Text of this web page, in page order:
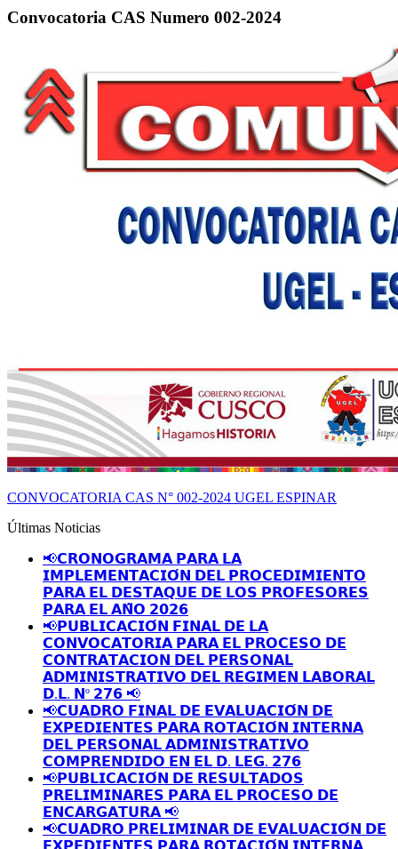
Convocatoria CAS Numero 002-2024
CONVOCATORIA CAS N° 002-2024 UGEL ESPINAR
Últimas Noticias
📢𝗖𝗥𝗢𝗡𝗢𝗚𝗥𝗔𝗠𝗔 𝗣𝗔𝗥𝗔 𝗟𝗔
𝗜𝗠𝗣𝗟𝗘𝗠𝗘𝗡𝗧𝗔𝗖𝗜𝗢́𝗡 𝗗𝗘𝗟 𝗣𝗥𝗢𝗖𝗘𝗗𝗜𝗠𝗜𝗘𝗡𝗧𝗢
𝗣𝗔𝗥𝗔 𝗘𝗟 𝗗𝗘𝗦𝗧𝗔𝗤𝗨𝗘 𝗗𝗘 𝗟𝗢𝗦 𝗣𝗥𝗢𝗙𝗘𝗦𝗢𝗥𝗘𝗦
𝗣𝗔𝗥𝗔 𝗘𝗟 𝗔𝗡̃𝗢 𝟮𝟬𝟮𝟲
📢𝗣𝗨𝗕𝗟𝗜𝗖𝗔𝗖𝗜𝗢́𝗡 𝗙𝗜𝗡𝗔𝗟 𝗗𝗘 𝗟𝗔
𝗖𝗢𝗡𝗩𝗢𝗖𝗔𝗧𝗢𝗥𝗜𝗔 𝗣𝗔𝗥𝗔 𝗘𝗟 𝗣𝗥𝗢𝗖𝗘𝗦𝗢 𝗗𝗘
𝗖𝗢𝗡𝗧𝗥𝗔𝗧𝗔𝗖𝗜𝗢𝗡 𝗗𝗘𝗟 𝗣𝗘𝗥𝗦𝗢𝗡𝗔𝗟
𝗔𝗗𝗠𝗜𝗡𝗜𝗦𝗧𝗥𝗔𝗧𝗜𝗩𝗢 𝗗𝗘𝗟 𝗥𝗘𝗚𝗜𝗠𝗘𝗡 𝗟𝗔𝗕𝗢𝗥𝗔𝗟
𝗗.𝗟. 𝗡º 𝟮𝟳𝟲 📢
📢𝗖𝗨𝗔𝗗𝗥𝗢 𝗙𝗜𝗡𝗔𝗟 𝗗𝗘 𝗘𝗩𝗔𝗟𝗨𝗔𝗖𝗜𝗢́𝗡 𝗗𝗘
𝗘𝗫𝗣𝗘𝗗𝗜𝗘𝗡𝗧𝗘𝗦 𝗣𝗔𝗥𝗔 𝗥𝗢𝗧𝗔𝗖𝗜𝗢́𝗡 𝗜𝗡𝗧𝗘𝗥𝗡𝗔
𝗗𝗘𝗟 𝗣𝗘𝗥𝗦𝗢𝗡𝗔𝗟 𝗔𝗗𝗠𝗜𝗡𝗜𝗦𝗧𝗥𝗔𝗧𝗜𝗩𝗢
𝗖𝗢𝗠𝗣𝗥𝗘𝗡𝗗𝗜𝗗𝗢 𝗘𝗡 𝗘𝗟 𝗗. 𝗟𝗘𝗚. 𝟮𝟳𝟲
📢𝗣𝗨𝗕𝗟𝗜𝗖𝗔𝗖𝗜𝗢́𝗡 𝗗𝗘 𝗥𝗘𝗦𝗨𝗟𝗧𝗔𝗗𝗢𝗦
𝗣𝗥𝗘𝗟𝗜𝗠𝗜𝗡𝗔𝗥𝗘𝗦 𝗣𝗔𝗥𝗔 𝗘𝗟 𝗣𝗥𝗢𝗖𝗘𝗦𝗢 𝗗𝗘
𝗘𝗡𝗖𝗔𝗥𝗚𝗔𝗧𝗨𝗥𝗔 📢
📢𝗖𝗨𝗔𝗗𝗥𝗢 𝗣𝗥𝗘𝗟𝗜𝗠𝗜𝗡𝗔𝗥 𝗗𝗘 𝗘𝗩𝗔𝗟𝗨𝗔𝗖𝗜𝗢́𝗡 𝗗𝗘